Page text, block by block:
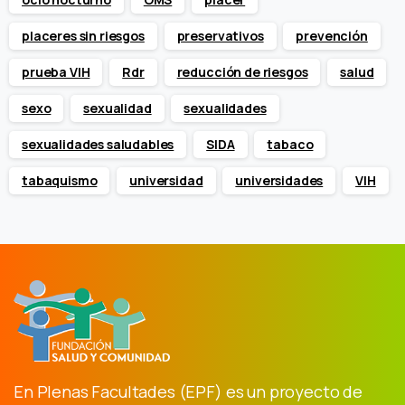
placeres sin riesgos preservativos prevención
prueba VIH Rdr reducción de riesgos salud
sexo sexualidad sexualidades
sexualidades saludables SIDA tabaco
tabaquismo universidad universidades VIH
En Plenas Facultades (EPF) es un proyecto de